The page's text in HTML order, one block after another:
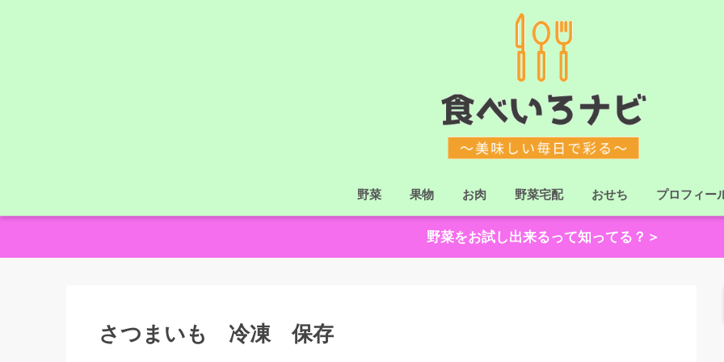
野菜 果物 お肉 野菜宅配 おせち プロフィー
野菜をお試し出来るって知ってる？＞
さつまいも 冷凍 保存